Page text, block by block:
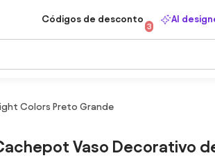
Códigos de desconto
3
AI
Colors Preto Grande
Vaso Decorativo